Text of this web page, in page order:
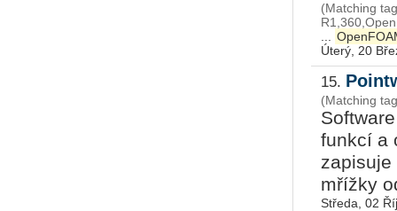
(Matching
...
Úterý, 20
15.
(Matching
funkcí a
zapisuje
mřížky
Středa, 02